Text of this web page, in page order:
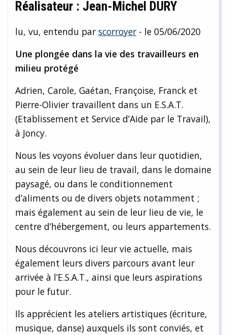
Réalisateur : Jean-Michel DURY
lu, vu, entendu par scorroyer - le 05/06/2020
Une plongée dans la vie des travailleurs en
milieu protégé
Adrien, Carole, Gaétan, Françoise, Franck et
Pierre-Olivier travaillent dans un E.S.A.T.
(Etablissement et Service d’Aide par le Travail),
à Joncy.
Nous les voyons évoluer dans leur quotidien,
au sein de leur lieu de travail, dans le domaine
paysagé, ou dans le conditionnement
d’aliments ou de divers objets notamment ;
mais également au sein de leur lieu de vie, le
centre d’hébergement, ou leurs appartements.
Nous découvrons ici leur vie actuelle, mais
également leurs divers parcours avant leur
arrivée à l’E.S.A.T., ainsi que leurs aspirations
pour le futur.
Ils apprécient les ateliers artistiques (écriture,
musique, danse) auxquels ils sont conviés, et